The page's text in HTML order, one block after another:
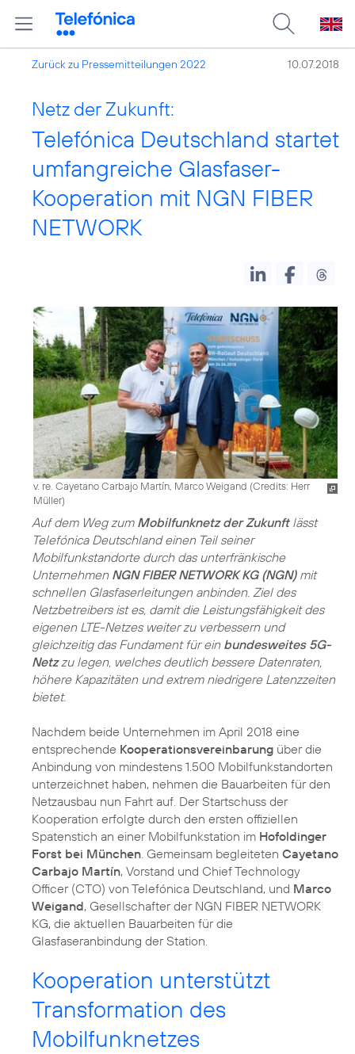
Zurück zu Pressemitteilungen 2022 10.07.2018
Netz der Zukunft:
Telefónica Deutschland startet
umfangreiche Glasfaser-
Kooperation mit NGN FIBER
NETWORK
v. re. Cayetano Carbajo Martín, Marco Weigand (Credits: Herr
Müller)
Auf dem Weg zum Mobilfunknetz der Zukunftlässt
Telefónica Deutschland einen Teil seiner
Mobilfunkstandorte durch das unterfränkische
Unternehmen NGN FIBER NETWORK KG (NGN)mit
schnellen Glasfaserleitungen anbinden. Ziel des
Netzbetreibers ist es, damit die Leistungsfähigkeit des
eigenen LTE-Netzes weiter zu verbessern und
gleichzeitig das Fundament für ein bundesweites 5G-
Netzzu legen, welches deutlich bessere Datenraten,
höhere Kapazitäten und extrem niedrigere Latenzzeiten
bietet.
Nachdem beide Unternehmen im April 2018 eine
entsprechende Kooperationsvereinbarung über die
Anbindung von mindestens 1.500 Mobilfunkstandorten
unterzeichnet haben, nehmen die Bauarbeiten für den
Netzausbau nun Fahrt auf. Der Startschuss der
Kooperation erfolgte durch den ersten offiziellen
Spatenstich an einer Mobilfunkstation im Hofoldinger
Forst bei München . Gemeinsam begleiteten Cayetano
Carbajo Martín, Vorstand und Chief Technology
Officer (CTO) von Telefónica Deutschland, und Marco
Weigand, Gesellschafter der NGN FIBER NETWORK
KG, die aktuellen Bauarbeiten für die
Glasfaseranbindung der Station.
Kooperation unterstützt
Transformation des
Mobilfunknetzes